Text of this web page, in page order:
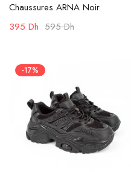
Chaussures ARNA Noir
595Dh
395 Dh
-17%